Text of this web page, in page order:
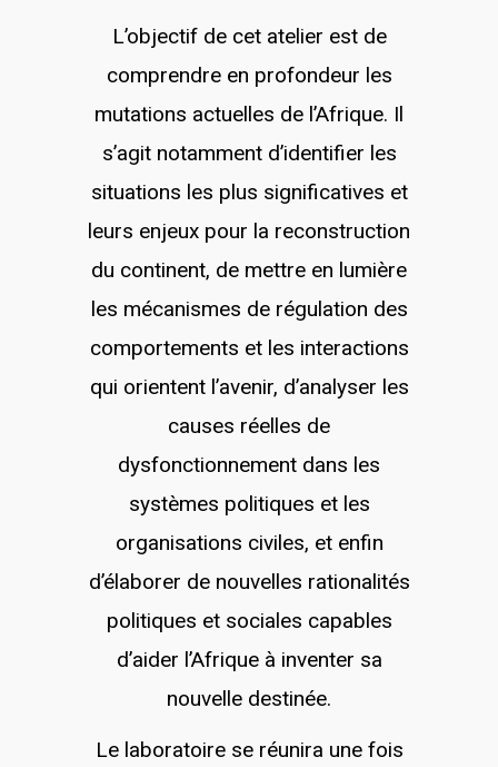
L’objectif de cet atelier est de
comprendre en profondeur les
mutations actuelles de l’Afrique. Il
s’agit notamment d’identifier les
situations les plus significatives et
leurs enjeux pour la reconstruction
du continent, de mettre en lumière
les mécanismes de régulation des
comportements et les interactions
qui orientent l’avenir, d’analyser les
causes réelles de
dysfonctionnement dans les
systèmes politiques et les
organisations civiles, et enfin
d’élaborer de nouvelles rationalités
politiques et sociales capables
d’aider l’Afrique à inventer sa
nouvelle destinée.
Le laboratoire se réunira une fois